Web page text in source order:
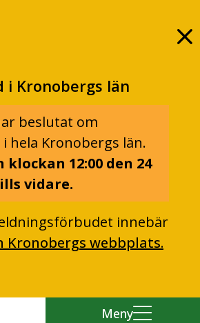
i Kronobergs län
beslutat om
hela Kronobergs län.
12:00 den 24
vidare.
innebär
Kronobergs webbplats.
Meny